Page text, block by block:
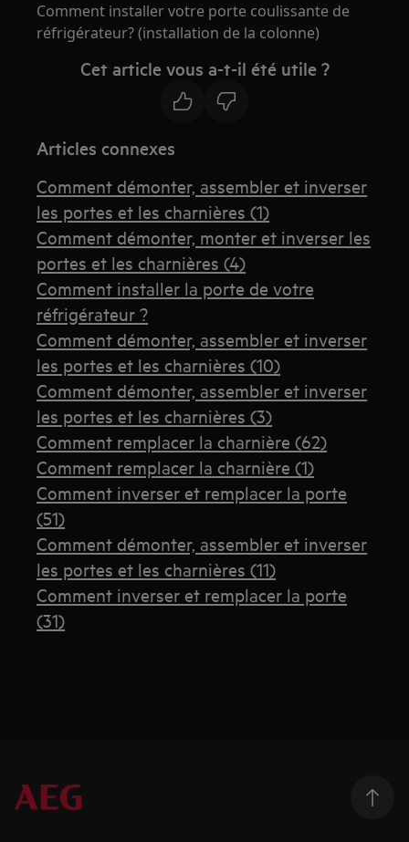
Comment installer votre porte coulissante de
réfrigérateur? (installation de la colonne)
Cet article vous a-t-il été utile ?
Articles connexes
Comment démonter, assembler et inverser
les portes et les charnières (1)
Comment démonter, monter et inverser les
portes et les charnières (4)
Comment installer la porte de votre
réfrigérateur ?
Comment démonter, assembler et inverser
les portes et les charnières (10)
Comment démonter, assembler et inverser
les portes et les charnières (3)
Comment remplacer la charnière (62)
Comment remplacer la charnière (1)
Comment inverser et remplacer la porte
(51)
Comment démonter, assembler et inverser
les portes et les charnières (11)
Comment inverser et remplacer la porte
(31)